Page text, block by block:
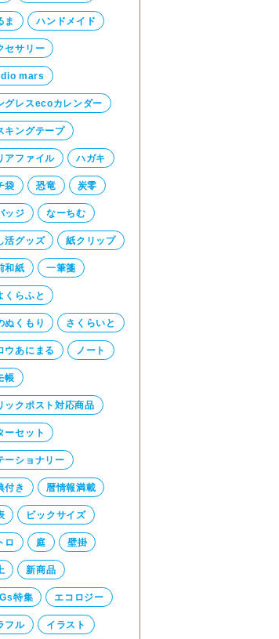
ま ハンドメイド
セサリー
mars
グレスecoカレンダー
キングテープ
アファイル ハガキ
袋 恐竜 炭零
ッジ なーちむ
活グッズ 紙クリップ
和紙 一筆箋
くらふと
ぬくもり さくらいと
ウあにまる ノート
帳
ックポスト対応商品
ーセット
ーショナリー
付き 暦情報満載
ビックサイズ
ロ 庭 壁掛
新商品
特集 エコロジー
フル イラスト